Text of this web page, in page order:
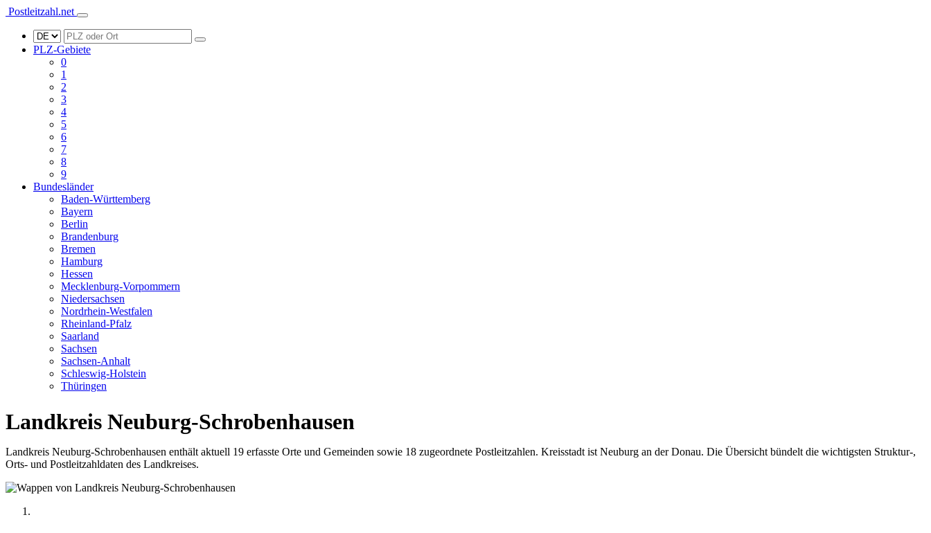
Postleitzahl.net
PLZ-Gebiete
0
1
2
3
4
5
6
7
8
9
Bundesländer
Baden-Württemberg
Bayern
Berlin
Brandenburg
Bremen
Hamburg
Hessen
Mecklenburg-Vorpommern
Niedersachsen
Nordrhein-Westfalen
Rheinland-Pfalz
Saarland
Sachsen
Sachsen-Anhalt
Schleswig-Holstein
Thüringen
Landkreis Neuburg-Schrobenhausen
Landkreis Neuburg-Schrobenhausen enthält aktuell 19 erfasste Orte und Gemeinden sowie 18 zugeordnete Postleitzahlen. Kreisstadt ist Neuburg an der Donau. Die Übersicht bündelt die wichtigsten Struktur-,
Orts- und Postleitzahldaten des Landkreises.